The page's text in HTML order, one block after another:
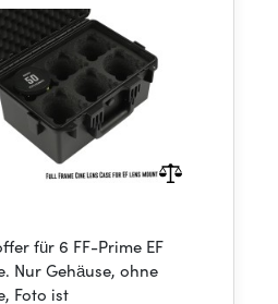
für 6 FF-Prime EF
Nur Gehäuse, ohne
Foto ist